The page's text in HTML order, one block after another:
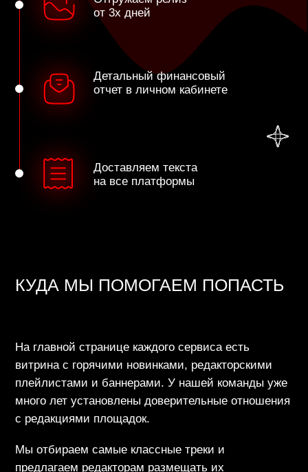
Не только грузим и питчим, но и помогаем
разогнать алгоритмы Моей Волны, Спотифая и
ВК Музыки. Вот как это выглядит: